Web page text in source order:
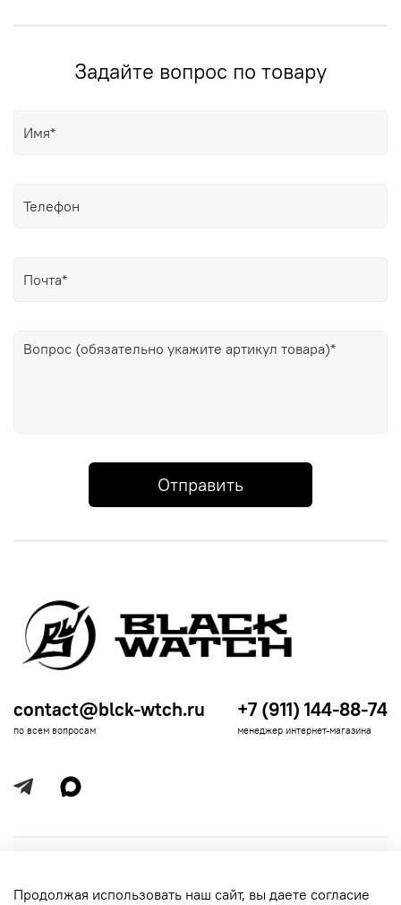
Задайте вопрос по товару
Отправить
contact@blck-wtch.ru
по всем вопросам
+7 (911) 144-88-74
менеджер интернет-магазина
Продолжая использовать наш сайт, вы даете согласие